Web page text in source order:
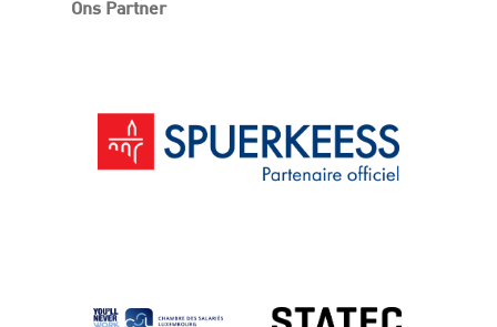
Ons Partner